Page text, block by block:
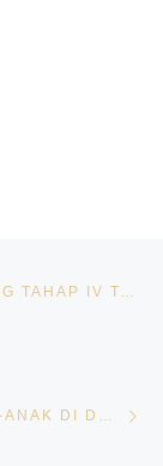
PENYERAHAN BEASISWA KEPADA ANAK-ANAK DI DESA PAGARAN LAMBUNG, KECAMATAN ADIANKOTING